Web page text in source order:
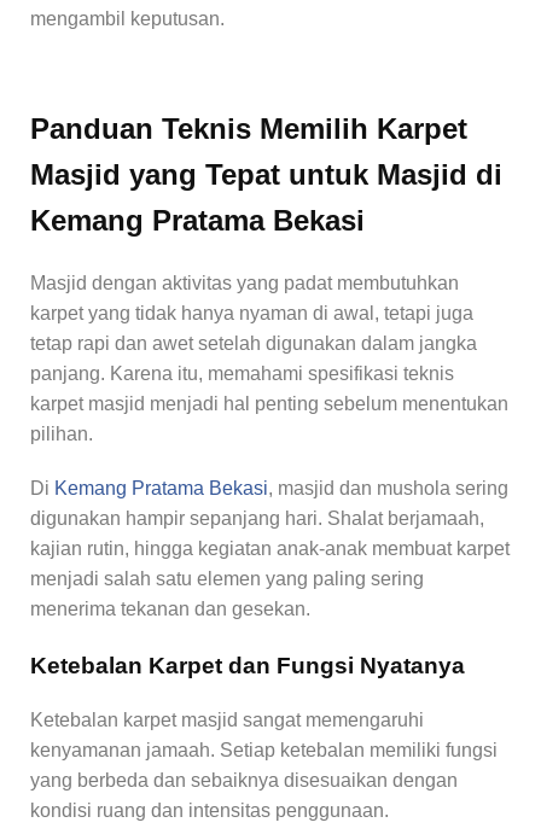
mengambil keputusan.
Panduan Teknis Memilih Karpet
Masjid yang Tepat untuk Masjid di
Kemang Pratama Bekasi
Masjid dengan aktivitas yang padat membutuhkan
karpet yang tidak hanya nyaman di awal, tetapi juga
tetap rapi dan awet setelah digunakan dalam jangka
panjang. Karena itu, memahami spesifikasi teknis
karpet masjid menjadi hal penting sebelum menentukan
pilihan.
Di Kemang Pratama Bekasi, masjid dan mushola sering
digunakan hampir sepanjang hari. Shalat berjamaah,
kajian rutin, hingga kegiatan anak-anak membuat karpet
menjadi salah satu elemen yang paling sering
menerima tekanan dan gesekan.
Ketebalan Karpet dan Fungsi Nyatanya
Ketebalan karpet masjid sangat memengaruhi
kenyamanan jamaah. Setiap ketebalan memiliki fungsi
yang berbeda dan sebaiknya disesuaikan dengan
kondisi ruang dan intensitas penggunaan.